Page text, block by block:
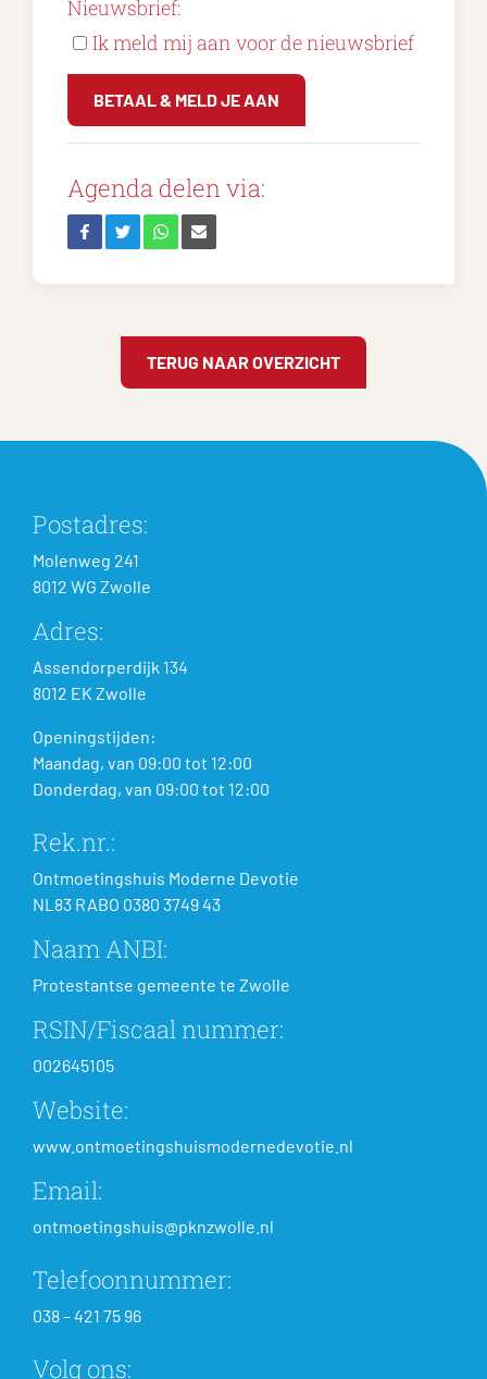
Nieuwsbrief:
Ik meld mij aan voor de nieuwsbrief
BETAAL & MELD JE AAN
Agenda delen via:
TERUG NAAR OVERZICHT
Postadres:
Molenweg 241
8012 WG Zwolle
Adres:
Assendorperdijk 134
8012 EK Zwolle
Openingstijden:
Maandag, van 09:00 tot 12:00
Donderdag, van 09:00 tot 12:00
Rek.nr.:
Ontmoetingshuis Moderne Devotie
NL83 RABO 0380 3749 43
Naam ANBI:
Protestantse gemeente te Zwolle
RSIN/Fiscaal nummer:
002645105
Website:
www.ontmoetingshuismodernedevotie.nl
Email:
ontmoetingshuis@pknzwolle.nl
Telefoonnummer:
038 – 421 75 96
Volg ons: